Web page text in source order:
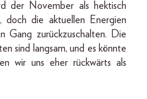
der November als hektisch
doch die aktuellen Energien
Gang zurückzuschalten. Die
sind langsam, und es könnte
wir uns eher rückwärts als